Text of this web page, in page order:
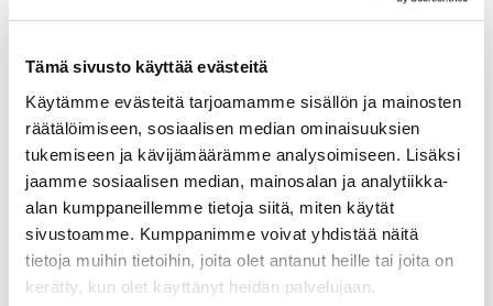
Tämä sivusto käyttää evästeitä
Käytämme evästeitä tarjoamamme sisällön ja mainosten
räätälöimiseen, sosiaalisen median ominaisuuksien
tukemiseen ja kävijämäärämme analysoimiseen. Lisäksi
jaamme sosiaalisen median, mainosalan ja analytiikka-
alan kumppaneillemme tietoja siitä, miten käytät
sivustoamme. Kumppanimme voivat yhdistää näitä
tietoja muihin tietoihin, joita olet antanut heille tai joita on
kerätty, kun olet käyttänyt heidän palvelujaan.
merkki osoituksena pitkäjänteisestä työstä
myöntämä merkki kertoo vastuullisuudesta,…